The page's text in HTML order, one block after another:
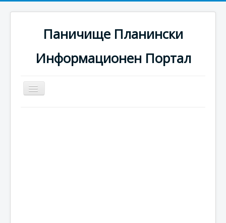
Паничище Планински
Информационен Портал
Превключи
навигация